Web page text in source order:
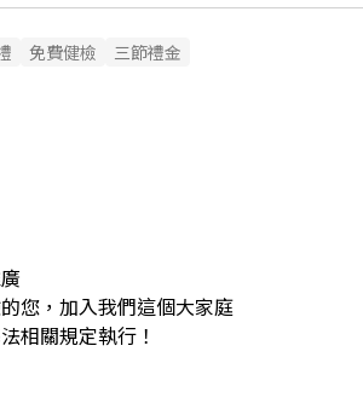
免費健檢 三節禮金
您，加入我們這個大家庭
相關規定執行！